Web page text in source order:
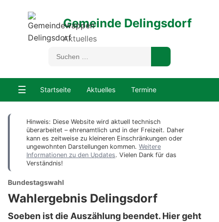
Gemeinde Delingsdorf
Aktuelles
☰ Startseite Aktuelles Termine
Hinweis: Diese Website wird aktuell technisch
überarbeitet – ehrenamtlich und in der Freizeit. Daher
kann es zeitweise zu kleineren Einschränkungen oder
ungewohnten Darstellungen kommen. Weitere
Informationen zu den Updates. Vielen Dank für das
Verständnis!
Bundestagswahl
Wahlergebnis Delingsdorf
Soeben ist die Auszählung beendet. Hier geht